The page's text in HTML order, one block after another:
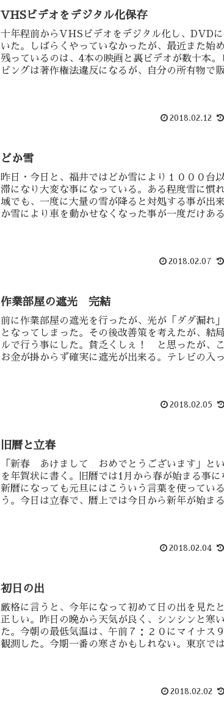
VHSビデオをデジタル化保存
十年程前からVHSビデオをデジタル化し、DVDに
いた。しばらくやっていなかったが、最近また始
残っているのは、4本の映画と裏ビデオが数十本。
ビングは著作権法違反になるが、自分の所有物で
2018.02.12
どか雪
昨日・今日と、福井ではどか雪により１０００台
滞になり大変な事になっている。ある程度雪に慣
域でも、一度に大量の雪が降ると対処する事が出
か雪により車を動かせなくなった事が一度だけあ
2018.02.07
作業部屋の遮光 完結
前に作業部屋の遮光を行ったが、光が「ダダ漏れ
となってしまった。その後改善策を考えたが、結
ルで行う事にした。貧乏くしぇ！ と思ったが、
お金が掛からず確実に遮光が出来る。テレビの入
2018.02.05
旧暦と立春
「新春 あけまして おめでとうございます」と
を年賀状に書く。旧暦では1月から春が始まる事に
新暦になっても元旦にはこういう言葉を使ってい
う。今日は立春で、暦上では今日から新年が始ま
2018.02.04
初日の出
厳格に言うと、今年になって初めて日の出を見た
正しい。昨日の晩から天気が良く、シンシンと寒
た。今朝の最低気温は、午前７：２０にマイナス
観測した。今期一番の寒さかもしれない。東京で
2018.02.02